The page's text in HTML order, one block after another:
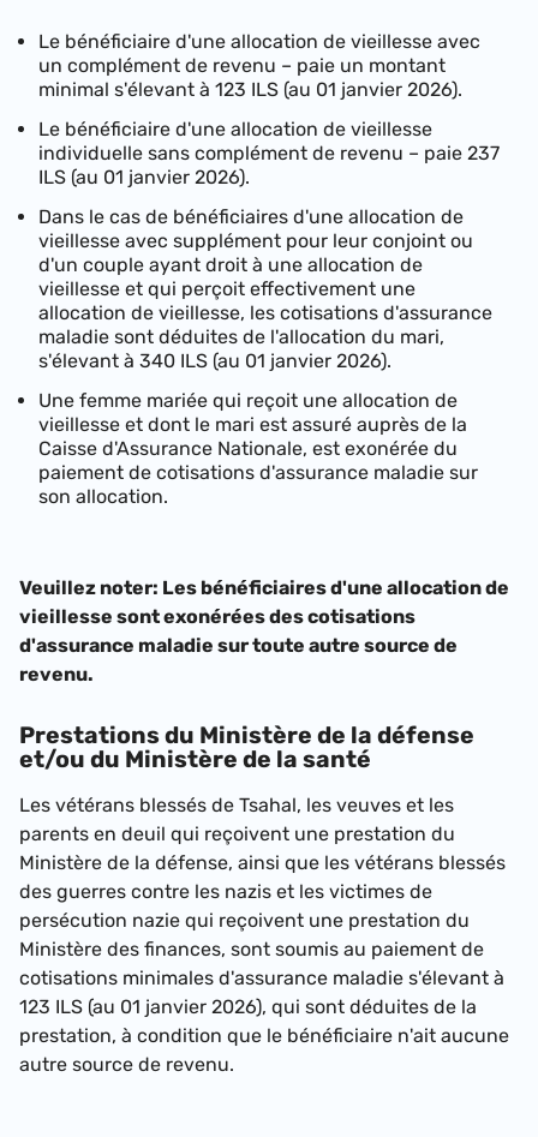
Le bénéficiaire d'une allocation de vieillesse avec
un complément de revenu – paie un montant
minimal s'élevant à 123 ILS (au 01 janvier 2026).
Le bénéficiaire d'une allocation de vieillesse
individuelle sans complément de revenu – paie 237
ILS (au 01 janvier 2026).
Dans le cas de bénéficiaires d'une allocation de
vieillesse avec supplément pour leur conjoint ou
d'un couple ayant droit à une allocation de
vieillesse et qui perçoit effectivement une
allocation de vieillesse, les cotisations d'assurance
maladie sont déduites de l'allocation du mari,
s'élevant à 340 ILS (au 01 janvier 2026).
Une femme mariée qui reçoit une allocation de
vieillesse et dont le mari est assuré auprès de la
Caisse d'Assurance Nationale, est exonérée du
paiement de cotisations d'assurance maladie sur
son allocation.
Veuillez noter: Les bénéficiaires d'une allocation de
vieillesse sont exonérées des cotisations
d'assurance maladie sur toute autre source de
revenu.
Prestations du Ministère de la défense
et/ou du Ministère de la santé
Les vétérans blessés de Tsahal, les veuves et les
parents en deuil qui reçoivent une prestation du
Ministère de la défense, ainsi que les vétérans blessés
des guerres contre les nazis et les victimes de
persécution nazie qui reçoivent une prestation du
Ministère des finances, sont soumis au paiement de
cotisations minimales d'assurance maladie s'élevant à
123 ILS (au 01 janvier 2026), qui sont déduites de la
prestation, à condition que le bénéficiaire n'ait aucune
autre source de revenu.